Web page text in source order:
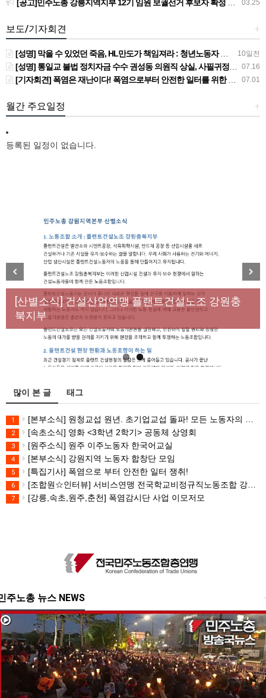
03.25
[공고]민주노총 강릉지역지부 12기 임원 보궐선거 후보자 확정 공고
+
보도/기자회견
10일전
[성명] 막을 수 있었던 죽음, HL만도가 책임져라 : 청년노동자 사망사고의 철저한 진상규명과 재발방지 대책 마련하라
07.16
[성명] 통일교 불법 정치자금 수수 권성동 의원직 상실, 사필귀정이다
07.01
[기자회견] 폭염은 재난이다! 폭염으로부터 안전한 일터를 위한 민주노총 강원지역본부 폭염감시단 선포 기자회견
+
월간 주요일정
등록된 일정이 없습니다.
[성명] 막을 수 있었던 죽음, HL만도가 책임져라 : 청
년노동자 사망사고의 철저한 진상규명과 재발방지
대책 마련하라
[산별소식] 건설산업연맹 플랜트건설노조 강원충
북지부
Previous Next
많이 본 글 태그
1 [본부소식] 원청교섭 원년. 초기업교섭 돌파! 모든 노동자의 노동기본권 쟁취! 민주노총 7.15 총파업대회
2 [속초소식] 영화 <3학년 2학기> 공동체 상영회
3 [원주소식] 원주 이주노동자 한국어교실
4 [본부소식] 강원지역 노동자 합창단 모임
5 [특집기사] 폭염으로 부터 안전한 일터 쟁취!
6 [조합원☆인터뷰] 서비스연맹 전국학교비정규직노동조합 강원지부 김유미 춘천지회장
7 [강릉,속초,원주,춘천] 폭염감시단 사업 이모저모
주노총 뉴스 NEWS